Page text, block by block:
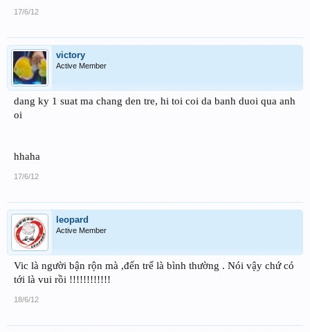
17/6/12
victory
Active Member
dang ky 1 suat ma chang den tre, hi toi coi da banh duoi qua anh
oi
hhaha
17/6/12
leopard
Active Member
Vic là người bận rộn mà ,đến trể là bình thường . Nói vậy chứ có
tới là vui rồi !!!!!!!!!!!!
18/6/12